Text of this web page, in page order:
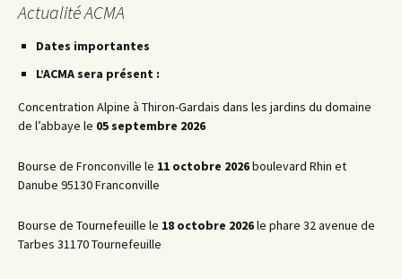
articles
Actualité ACMA
Dates importantes
L’ACMA sera présent :
Concentration Alpine à Thiron-Gardais dans les jardins du domaine
de l’abbaye le 05 septembre 2026
Bourse de Fronconville le 11 octobre 2026boulevard Rhin et
Danube 95130 Franconville
Bourse de Tournefeuille le 18 octobre 2026le phare 32 avenue de
Tarbes 31170 Tournefeuille